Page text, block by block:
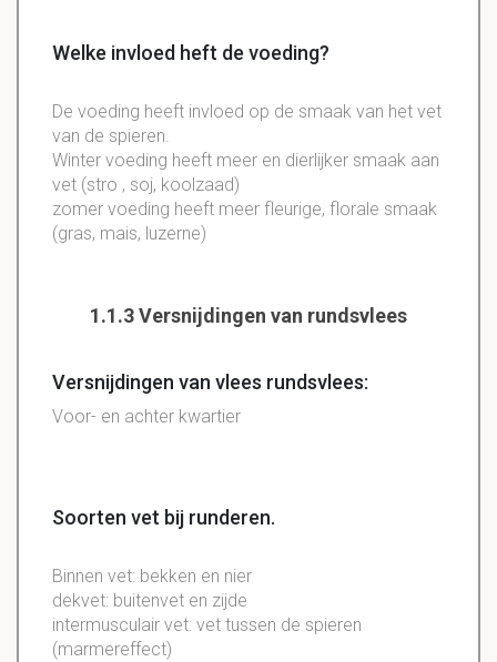
Welke invloed heft de voeding?
De voeding heeft invloed op de smaak van het vet
van de spieren.
Winter voeding heeft meer en dierlijker smaak aan
vet (stro , soj, koolzaad)
zomer voeding heeft meer fleurige, florale smaak
(gras, mais, luzerne)
1.1.3 Versnijdingen van rundsvlees
Versnijdingen van vlees rundsvlees:
Voor- en achter kwartier
Soorten vet bij runderen.
Binnen vet: bekken en nier
dekvet: buitenvet en zijde
intermusculair vet: vet tussen de spieren
(marmereffect)